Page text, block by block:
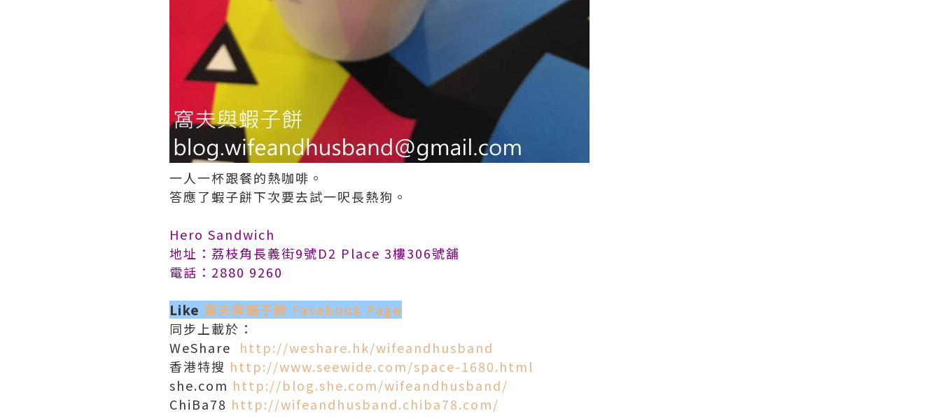
一人一杯跟餐的熱咖啡。
答應了蝦子餅下次要去試一呎長熱狗。
Hero Sandwich
地址：荔枝角長義街9號D2 Place 3樓306號舖
電話：2880 9260
Like 窩夫與蝦子餅 Facebook Page
同步上載於：
WeShare http://weshare.hk/wifeandhusband
香港特搜 http://www.seewide.com/space-1680.html
she.com http://blog.she.com/wifeandhusband/
ChiBa78 http://wifeandhusband.chiba78.com/